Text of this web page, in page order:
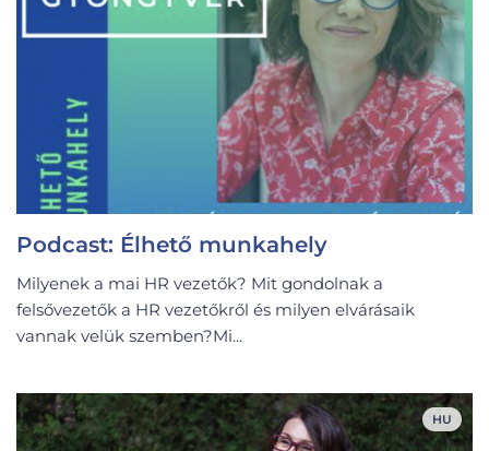
Podcast: Élhető munkahely
Milyenek a mai HR vezetők? Mit gondolnak a
felsővezetők a HR vezetőkről és milyen elvárásaik
vannak velük szemben?Mi...
HU